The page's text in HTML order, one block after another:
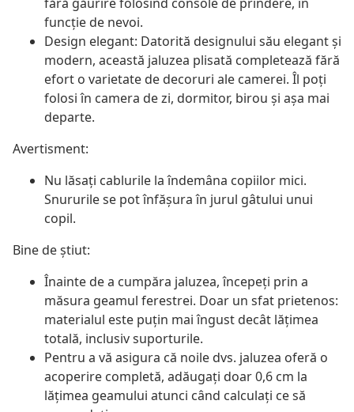
funcție de nevoi.
Design elegant: Datorită designului său elegant și
modern, această jaluzea plisată completează fără
efort o varietate de decoruri ale camerei. Îl poți
folosi în camera de zi, dormitor, birou și așa mai
departe.
Avertisment:
Nu lăsați cablurile la îndemâna copiilor mici.
Snururile se pot înfăşura în jurul gâtului unui
copil.
Bine de știut:
Înainte de a cumpăra jaluzea, începeți prin a
măsura geamul ferestrei. Doar un sfat prietenos:
materialul este puțin mai îngust decât lățimea
totală, inclusiv suporturile.
Pentru a vă asigura că noile dvs. jaluzea oferă o
acoperire completă, adăugați doar 0,6 cm la
lățimea geamului atunci când calculați ce să